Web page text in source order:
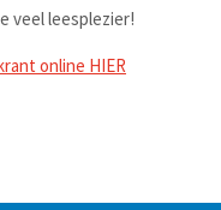
veel leesplezier!
online HIER